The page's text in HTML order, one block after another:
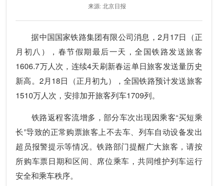
来源: 北京日报
据中国国家铁路集团有限公司消息，2月17日（正
月初八），春节假期最后一天，全国铁路发送旅客
1606.7万人次，连续4天刷新春运单日旅客发送量历史
新高。2月18日（正月初九），全国铁路预计发送旅客
1510万人次，安排加开旅客列车1709列。
铁路返程客流增多，部分车次出现因乘客“买短乘
长”导致的正常购票旅客上不去车、列车自动设备发出
超员报警提示等情况。铁路部门提醒广大旅客，请按
所购车票日期和区间、席位乘车，共同维护列车运行
安全和乘车秩序。